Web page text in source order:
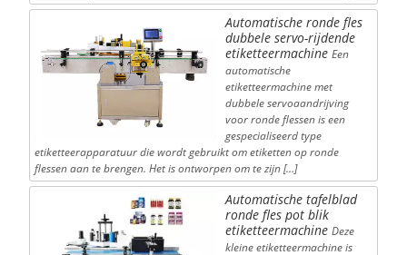
Automatische ronde fles
dubbele servo-rijdende
etiketteermachine Een
automatische
etiketteermachine met
dubbele servoaandrijving
voor ronde flessen is een
gespecialiseerd type
etiketteerapparatuur die wordt gebruikt om etiketten op ronde
flessen aan te brengen. Het is ontworpen om te zijn […]
Automatische tafelblad
ronde fles pot blik
etiketteermachine Deze
kleine etiketteermachine is